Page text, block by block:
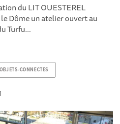
du LIT OUESTEREL
Dôme un atelier ouvert au
Turfu...
OBJETS-CONNECTES